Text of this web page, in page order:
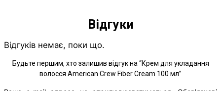
Відгуки
Відгуків немає, поки що.
Будьте першим, хто залишив відгук на “Крем для укладання
волосся American Crew Fiber Cream 100 мл”